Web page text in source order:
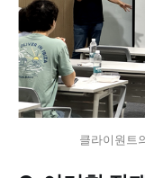
클라이원트